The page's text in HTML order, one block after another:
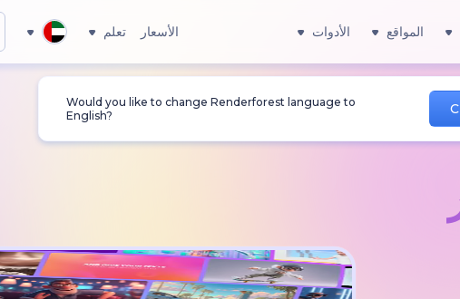
المواقع الأدوات الأسعار تعلم
Would you like to change Renderforest language to
English?